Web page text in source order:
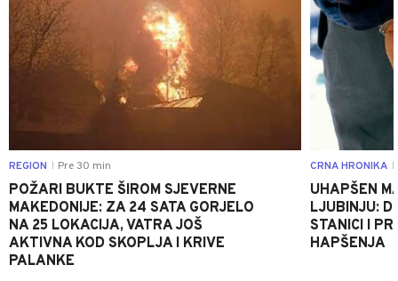
REGION Pre 30 min
POŽARI BUKTE ŠIROM SJEVERNE
MAKEDONIJE: ZA 24 SATA GORJELO
NA 25 LOKACIJA, VATRA JOŠ
AKTIVNA KOD SKOPLJA I KRIVE
PALANKE
CRNA HRONIKA
UHAPŠEN
LJUBINJU:
STANICI I
HAPŠENJA